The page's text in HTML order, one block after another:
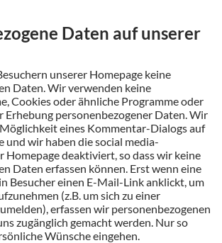
Daten auf unserer
unserer Homepage keine
Daten. Wir verwenden keine
Cookies oder ähnliche Programme oder
personenbezogener Daten. Wir
eines Kommentar-Dialogs auf
und wir haben die social media-
Homepage deaktiviert, so dass wir keine
Daten erfassen können. Erst wenn eine
Besucher einen E-Mail-Link anklickt, um
(z.B. um sich zu einer
erfassen wir personenbezogenen
zugänglich gemacht werden. Nur so
Wünsche eingehen.